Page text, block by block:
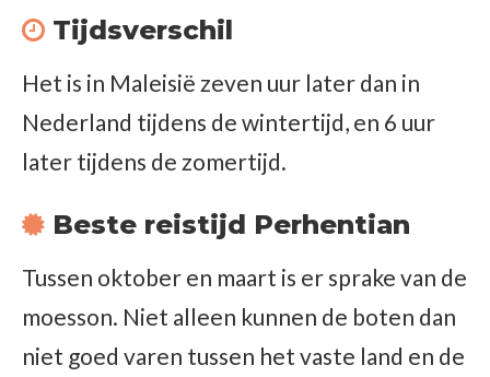
Tijdsverschil
Het is in Maleisië zeven uur later dan in
Nederland tijdens de wintertijd, en 6 uur
later tijdens de zomertijd.
Beste reistijd Perhentian
Tussen oktober en maart is er sprake van de
moesson. Niet alleen kunnen de boten dan
niet goed varen tussen het vaste land en de